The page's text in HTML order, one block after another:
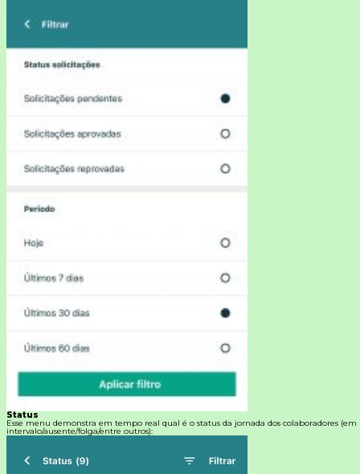
Status
Esse menu demonstra em tempo real qual é o status da jornada dos colaboradores (em
intervalo/ausente/folga/entre outros):